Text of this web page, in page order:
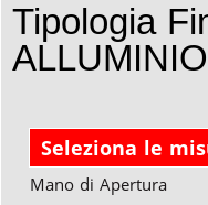
Tipologia
Seleziona le
Mano di Apertura